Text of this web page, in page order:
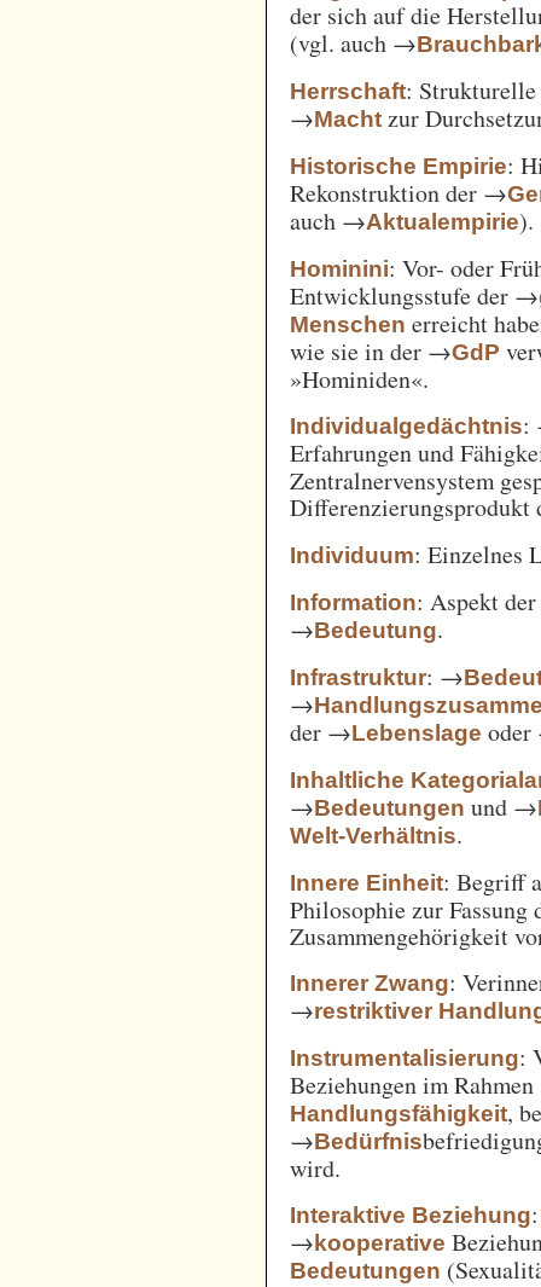
der sich auf die
(vgl. auch →
Herrschaft: Strukturelle
→Macht zur
Historische Empirie:
Rekonstruktion der →
auch →Aktualempirie).
Hominini: Vor- oder
Entwicklungsstufe der →
Menschen erreicht
wie sie in der →GdP
»Hominiden«.
Individualgedächtnis:
Erfahrungen und
Zentralnervensystem
Individuum: Einzelnes
Information: Aspekt
→Bedeutung.
Infrastruktur: →
→
der →Lebenslage
Inhaltliche
→Bedeutungen und →
Welt-Verhältnis.
Innere Einheit: Begriff
Philosophie zur
Zusammengehörigkeit
Innerer Zwang:
→restriktiver
Instrumentalisierung:
Beziehungen im
Handlungsfähigkeit,
→Bedürfnis
wird.
Interaktive Beziehung
→kooperative
Bedeutungen